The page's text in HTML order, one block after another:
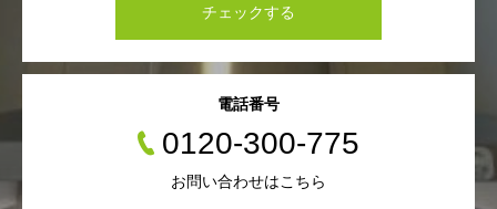
チェックする
電話番号
0120-300-775
お問い合わせはこちら